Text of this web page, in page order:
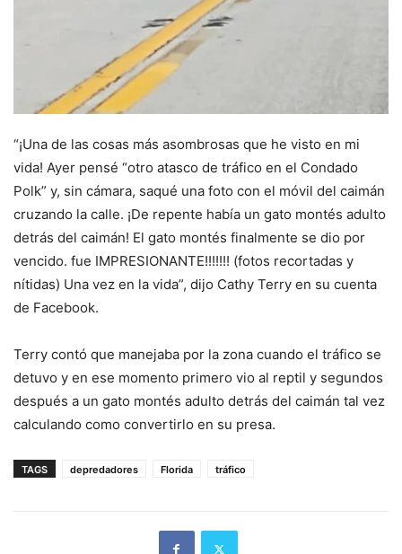
“¡Una de las cosas más asombrosas que he visto en mi
vida! Ayer pensé “otro atasco de tráfico en el Condado
Polk” y, sin cámara, saqué una foto con el móvil del caimán
cruzando la calle. ¡De repente había un gato montés adulto
detrás del caimán! El gato montés finalmente se dio por
vencido. fue IMPRESIONANTE!!!!!!! (fotos recortadas y
nítidas) Una vez en la vida”, dijo Cathy Terry en su cuenta
de Facebook.
Terry contó que manejaba por la zona cuando el tráfico se
detuvo y en ese momento primero vio al reptil y segundos
después a un gato montés adulto detrás del caimán tal vez
calculando como convertirlo en su presa.
TAGS depredadores Florida tráfico